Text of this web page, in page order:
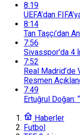
8:19
UEFA’dan
8:14
Tan Taşçı’dan
7:56
Sivasspor’da 4
7:52
Real Madrid’de
Resmen
7:49
Ertuğrul Doğan:
Haberler
Futbol